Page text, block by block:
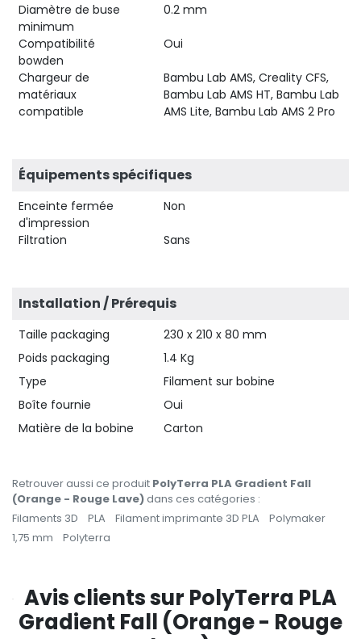
Diamètre de buse
minimum
0.2 mm
Compatibilité
bowden
Oui
Chargeur de
matériaux
compatible
Bambu Lab AMS, Creality CFS,
Bambu Lab AMS HT, Bambu Lab
AMS Lite, Bambu Lab AMS 2 Pro
Équipements spécifiques
Enceinte fermée
d'impression
Non
Filtration Sans
Installation / Prérequis
Taille packaging
230 x 210 x 80 mm
Poids packaging
1.4 Kg
Type
Filament sur bobine
Boîte fournie
Oui
Matière de la bobine
Carton
Retrouver aussi ce produit PolyTerra PLA Gradient Fall
(Orange - Rouge Lave)dans ces catégories :
Filaments 3D
PLA Filament imprimante 3D PLA
Polymaker
1,75 mm
Polyterra
Avis clients sur PolyTerra PLA
Gradient Fall (Orange - Rouge